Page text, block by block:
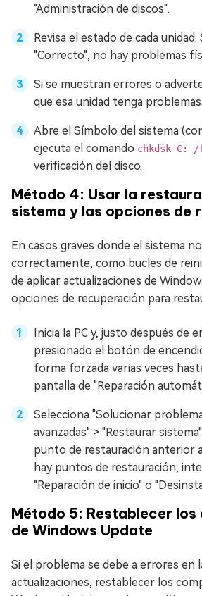
"Administración de discos".
Revisa el estado de cada
"Correcto", no hay problemas
Si se muestran errores o
que esa unidad tenga problemas.
Abre el Símbolo del sistema
ejecuta el comando chkdsk C:
verificación del disco.
Método 4: Usar la
sistema y las opciones de
En casos graves donde el sistema
correctamente, como bucles de
de aplicar actualizaciones de
opciones de recuperación para
Inicia la PC y, justo después de
presionado el botón de
forma forzada varias veces
pantalla de "Reparación
Selecciona "Solucionar
avanzadas" > "Restaurar
punto de restauración anterior
hay puntos de restauración,
"Reparación de inicio" o
Método 5: Restablecer los
de Windows Update
Si el problema se debe a errores en
actualizaciones, restablecer los